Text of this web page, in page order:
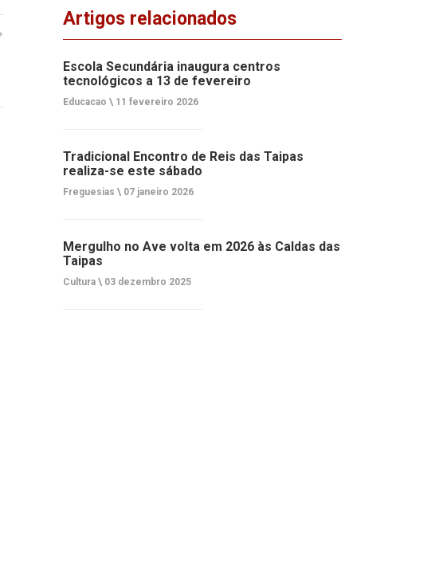
Artigos relacionados
Escola Secundária inaugura centros
tecnológicos a 13 de fevereiro
Educacao \ 11 fevereiro 2026
Tradicional Encontro de Reis das Taipas
realiza-se este sábado
Freguesias \ 07 janeiro 2026
Mergulho no Ave volta em 2026 às Caldas das
Taipas
Cultura \ 03 dezembro 2025